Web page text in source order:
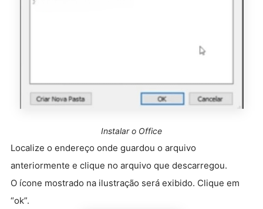
Instalar o Office
Localize o endereço onde guardou o arquivo
anteriormente e clique no arquivo que descarregou.
O ícone mostrado na ilustração será exibido. Clique em
“ok”.